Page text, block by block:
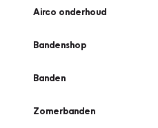
Airco onderhoud
Bandenshop
Banden
Zomerbanden